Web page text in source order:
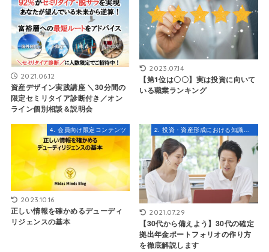
2021.06.12
資産デザイン実践講座 ＼30分間の
限定セミリタイア診断付き／オン
ライン個別相談＆説明会
2023.07.14
【第1位は〇〇】実は投資に向いて
いる職業ランキング
4. 会員向け限定コンテンツ
2023.10.16
正しい情報を確かめるデューディ
リジェンスの基本
2. 投資・資産形成における知識とスキル
2021.07.29
【30代から備えよう】30代の確定
拠出年金ポートフォリオの作り方
を徹底解説します